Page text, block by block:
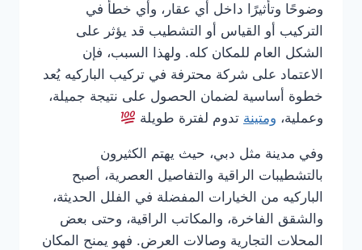
وضوحًا وتأثيرًا داخل أي عقار، وأي خطأ في
التركيب أو القياس أو التشطيب قد يؤثر على
الشكل العام للمكان كله. ولهذا السبب، فإن
الاعتماد على شركة محترفة في تركيب الباركيه يُعد
خطوة أساسية لضمان الحصول على نتيجة جميلة،
وعملية، ومتينة تدوم لفترة طويلة
وفي مدينة مثل دبي، حيث يهتم الكثيرون
بالتشطيبات الراقية والتفاصيل العصرية، أصبح
الباركيه من الخيارات المفضلة في الفلل الحديثة،
والشقق الفاخرة، والمكاتب الراقية، وحتى بعض
المحلات التجارية وصالات العرض. فهو يمنح المكان